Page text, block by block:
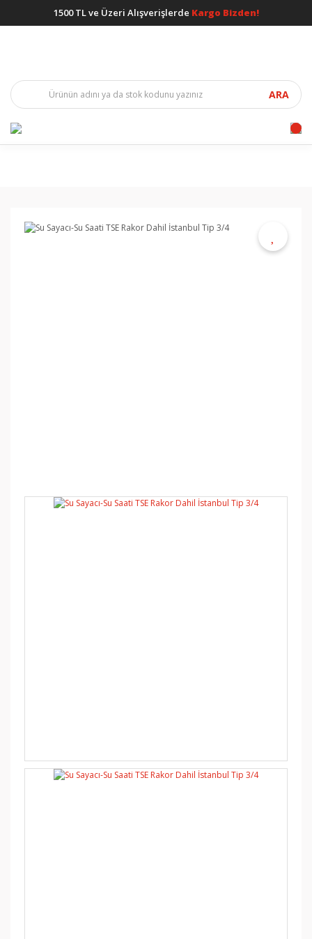
1500 TL ve Üzeri Alışverişlerde Kargo Bizden!
ARA